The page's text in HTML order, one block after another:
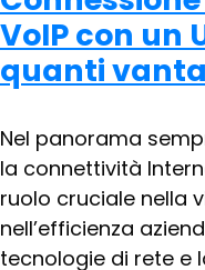
VoIP con un
quanti
Nel panorama
la connettività
ruolo cruciale nella
nell’efficienza
tecnologie di rete e